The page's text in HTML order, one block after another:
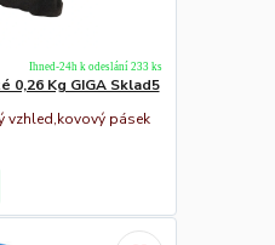
0,26 Kg GIGA Sklad5
vzhled,kovový pásek
Ihned-24h k odeslání 233 ks